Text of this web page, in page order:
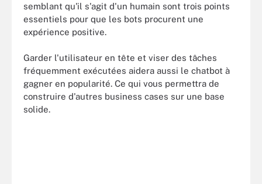
semblant qu'il s'agit d'un humain sont trois points
essentiels pour que les bots procurent une
expérience positive.
Garder l'utilisateur en tête et viser des tâches
fréquemment exécutées aidera aussi le chatbot à
gagner en popularité. Ce qui vous permettra de
construire d'autres business cases sur une base
solide.